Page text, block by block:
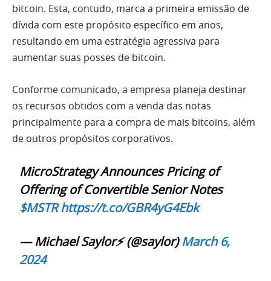
bitcoin. Esta, contudo, marca a primeira emissão de
dívida com este propósito específico em anos,
resultando em uma estratégia agressiva para
aumentar suas posses de bitcoin.
Conforme comunicado, a empresa planeja destinar
os recursos obtidos com a venda das notas
principalmente para a compra de mais bitcoins, além
de outros propósitos corporativos.
MicroStrategy Announces Pricing of
Offering of Convertible Senior Notes
$MSTR https://t.co/GBR4yG4Ebk
— Michael Saylor⚡️ (@saylor)March 6,
2024